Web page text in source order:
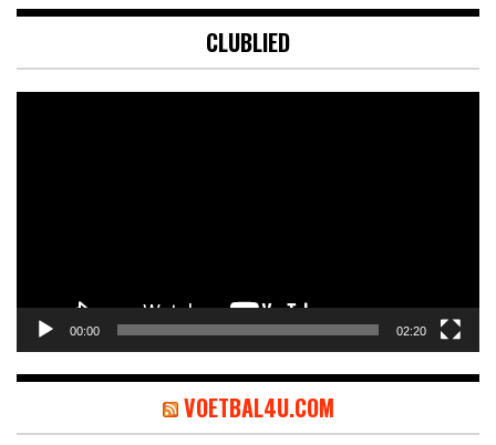
CLUBLIED
00:00 02:20
VOETBAL4U.COM